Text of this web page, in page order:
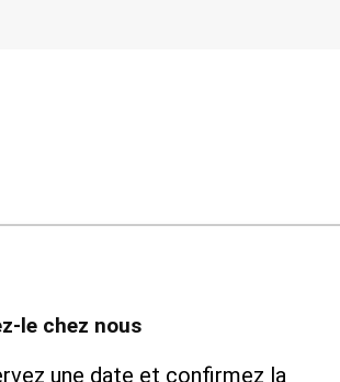
le chez nous
une date et confirmez la